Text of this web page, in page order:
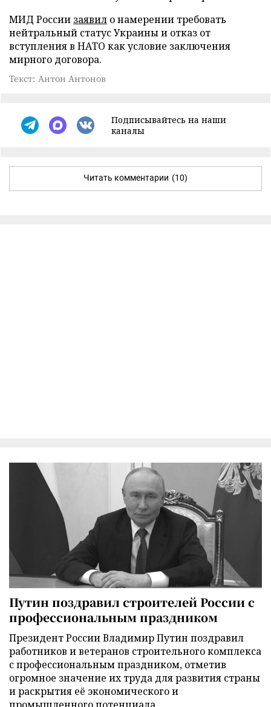
МИД России заявил о намерении требовать
нейтральный статус Украины и отказ от
вступления в НАТО как условие заключения
мирного договора.
Текст: Антон Антонов
Подписывайтесь на наши
каналы
Читать комментарии (10)
Путин поздравил строителей России с
профессиональным праздником
Президент России Владимир Путин поздравил
работников и ветеранов строительного комплекса
с профессиональным праздником, отметив
огромное значение их труда для развития страны
и раскрытия её экономического и